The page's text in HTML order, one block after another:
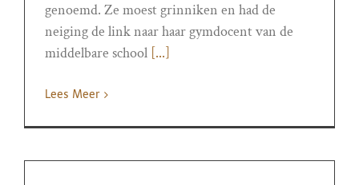
genoemd. Ze moest grinniken en had de
neiging de link naar haar gymdocent van de
middelbare school [...]
Lees Meer